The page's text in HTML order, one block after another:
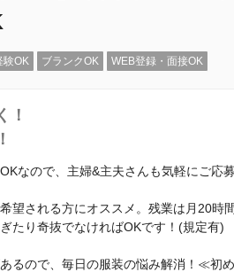
験OK ブランクOK WEB登録・面接OK
！
なので、主婦&主夫さんも気軽にご応募
望される方にオススメ。残業は月20時
たり奇抜でなければOKです！(規定有)
るので、毎日の服装の悩み解消！≪初